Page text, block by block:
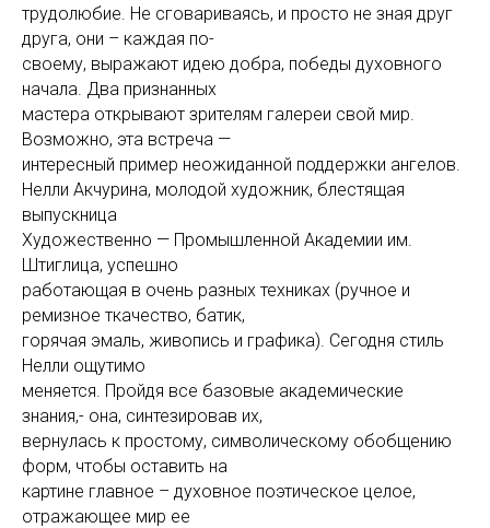
трудолюбие. Не сговариваясь, и просто не зная друг
друга, они – каждая по-
своему, выражают идею добра, победы духовного
начала. Два признанных
мастера открывают зрителям галереи свой мир.
Возможно, эта встреча —
интересный пример неожиданной поддержки ангелов.
Нелли Акчурина, молодой художник, блестящая
выпускница
Художественно — Промышленной Академии им.
Штиглица, успешно
работающая в очень разных техниках (ручное и
ремизное ткачество, батик,
горячая эмаль, живопись и графика). Сегодня стиль
Нелли ощутимо
меняется. Пройдя все базовые академические
знания,- она, синтезировав их,
вернулась к простому, символическому обобщению
форм, чтобы оставить на
картине главное – духовное поэтическое целое,
отражающее мир ее